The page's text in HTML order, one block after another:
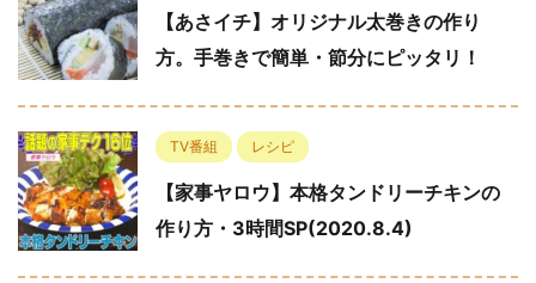
【あさイチ】オリジナル太巻きの作り
方。手巻きで簡単・節分にピッタリ！
TV番組 レシピ
【家事ヤロウ】本格タンドリーチキンの
作り方・3時間SP(2020.8.4)